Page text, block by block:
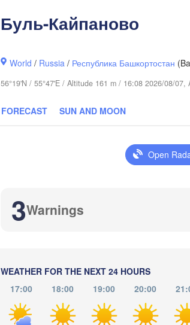
Login
Буль-Кайпаново
World / Russia / Республика Башкортостан
56°19'N / 55°47'E / Altitude 161 m / 16:08 2026/08/07,
FORECAST SUN AND MOON
Open
3Warnings
WEATHER FOR THE NEXT 24 HOURS
17:00
18:00 19:00 20:00